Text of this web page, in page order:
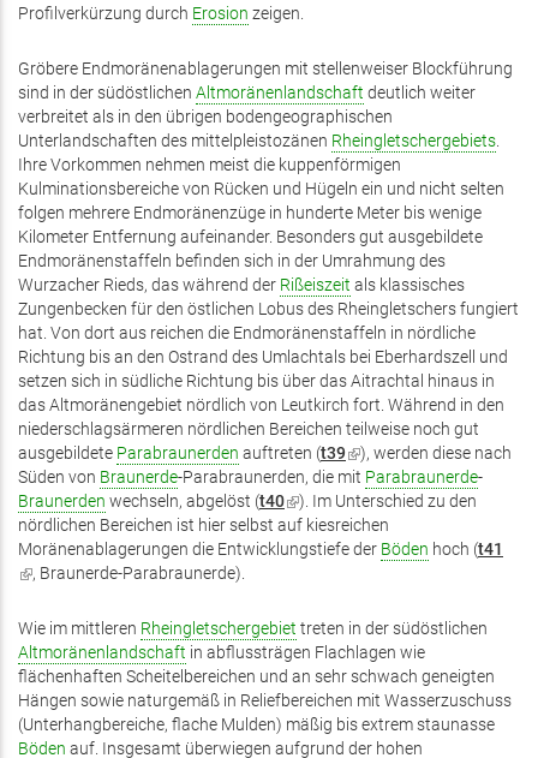
Profilverkürzung durch Erosion zeigen.
Gröbere Endmoränenablagerungen mit stellenweiser Blockführung
sind in der südöstlichen Altmoränenlandschaft deutlich weiter
verbreitet als in den übrigen bodengeographischen
Unterlandschaften des mittelpleistozänen Rheingletschergebiets.
Ihre Vorkommen nehmen meist die kuppenförmigen
Kulminationsbereiche von Rücken und Hügeln ein und nicht selten
folgen mehrere Endmoränenzüge in hunderte Meter bis wenige
Kilometer Entfernung aufeinander. Besonders gut ausgebildete
Endmoränenstaffeln befinden sich in der Umrahmung des
Wurzacher Rieds, das während der Rißeiszeit als klassisches
Zungenbecken für den östlichen Lobus des Rheingletschers fungiert
hat. Von dort aus reichen die Endmoränenstaffeln in nördliche
Richtung bis an den Ostrand des Umlachtals bei Eberhardszell und
setzen sich in südliche Richtung bis über das Aitrachtal hinaus in
das Altmoränengebiet nördlich von Leutkirch fort. Während in den
niederschlagsärmeren nördlichen Bereichen teilweise noch gut
ausgebildete Parabraunerden auftreten (t39(Link
ist
extern)
), werden diese nach
Süden von Braunerde-Parabraunerden, die mit Parabraunerde-
Braunerden wechseln, abgelöst (t40(Link
ist
extern)
). Im Unterschied zu den
nördlichen Bereichen ist hier selbst auf kiesreichen
Moränenablagerungen die Entwicklungstiefe der Böden hoch (t41
(Link
extern)
, Braunerde-Parabraunerde).
Wie im mittleren Rheingletschergebiet treten in der südöstlichen
Altmoränenlandschaft in abflussträgen Flachlagen wie
flächenhaften Scheitelbereichen und an sehr schwach geneigten
Hängen sowie naturgemäß in Reliefbereichen mit Wasserzuschuss
(Unterhangbereiche, flache Mulden) mäßig bis extrem staunasse
Böden auf. Insgesamt überwiegen aufgrund der hohen